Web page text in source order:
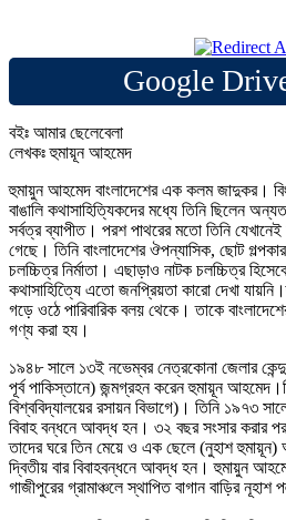
Google
বইঃ আমার ছেলেবেলা
লেখকঃ হুমায়ূন আহমেদ
হুমায়ুন আহমেদ বাংলাদেশের এক কলম জাদুকর।
বাঙালি কথাসাহিত্যিকদের মধ্যে তিনি ছিলেন
সর্বত্র ব্যাপীত। পরশ পাথরের মতো তিনি
গেছে। তিনি বাংলাদেশের ঔপন্যাসিক, ছোট
চলচ্চিত্র নির্মাতা। এছাড়াও নাটক চলচ্চিত্র
কথাসাহিত্যিে এতো জনপ্রিয়তা কারো দেখা
গড়ে ওঠে পারিবারিক বলয় থেকে। তাকে
গণ্য করা হয।
১৯৪৮ সালে ১৩ই নভেম্বর নেত্রকোনা জেলার
পূর্ব পাকিস্তানে) জন্মগ্রহন করেন হুমায়ূন
বিশ্ববিদ্যালয়ের রসায়ন বিভাগে)। তিনি ১৯৭৩
বিবাহ বন্ধনে আবদ্ধ হন। ৩২ বছর সংসার করার
তাদের ঘরে তিন মেয়ে ও এক ছেলে (নুহাশ
দ্বিতীয় বার বিবাহবন্ধনে আবদ্ধ হন। হুমায়ুন
গাজীপুরের গ্রামাঞ্চলে স্থাপিত বাগান বাড়ির নূহাশ